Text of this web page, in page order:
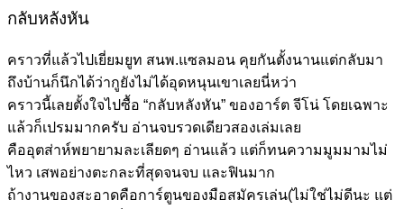
กลับหลังหัน
คราวที่แล้วไปเยี่ยมยูท สนพ.แซลมอน คุยกันตั้งนานแต่กลับมา
ถึงบ้านก็นึกได้ว่ากูยังไม่ได้อุดหนุนเขาเลยนี่หว่า
คราวนี้เลยตั้งใจไปซื้อ “กลับหลังหัน” ของอาร์ต จีโน่ โดยเฉพาะ
แล้วก็เปรมมากครับ อ่านจบรวดเดียวสองเล่มเลย
คืออุตส่าห์พยายามละเลียดๆ อ่านแล้ว แต่ก็ทนความมูมมามไม่
ไหว เสพอย่างตะกละที่สุดจนจบ และฟินมาก
ถ้างานของสะอาดคือการ์ตูนของมือสมัครเล่น(ไม่ใช่ไม่ดีนะ แต่